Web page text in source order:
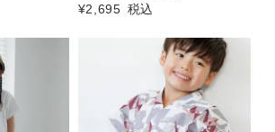
¥2,695 税込